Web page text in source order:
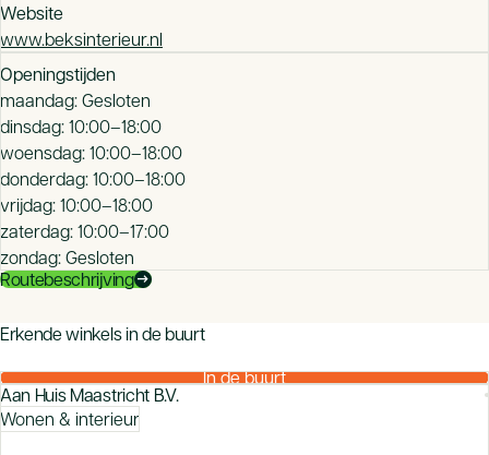
Website
www.beksinterieur.nl
Openingstijden
maandag: Gesloten
dinsdag: 10:00–18:00
woensdag: 10:00–18:00
donderdag: 10:00–18:00
vrijdag: 10:00–18:00
zaterdag: 10:00–17:00
zondag: Gesloten
Routebeschrijvingarrow_right_alt
mood
Erkende winkels in de buurt
In de buurt
Aan Huis Maastricht B.V.
Wonen & interieur